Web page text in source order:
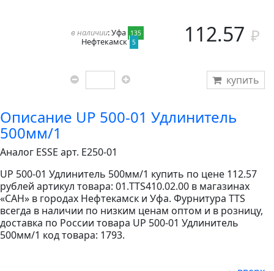
в наличии: Уфа 135
Нефтекамск 5 112.57
купить
Описание UP 500-01 Удлинитель
500мм/1
Аналог ESSE арт. E250-01
UP 500-01 Удлинитель 500мм/1 купить по цене 112.57
рублей артикул товара: 01.TTS410.02.00 в магазинах
«САН» в городах Нефтекамск и Уфа. Фурнитура TTS
всегда в наличии по низким ценам оптом и в розницу,
доставка по России товара UP 500-01 Удлинитель
500мм/1 код товара: 1793.